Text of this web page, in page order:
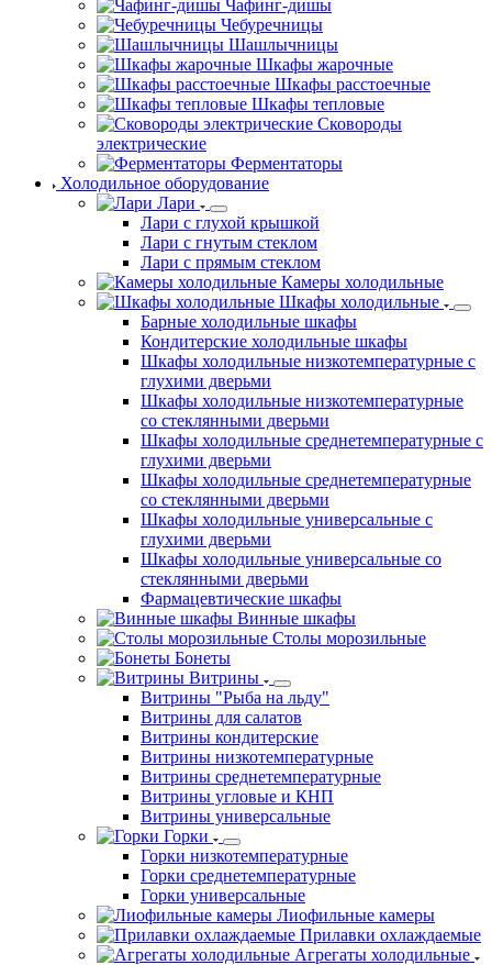
Чафинг-дишы
Чебуречницы
Шашлычницы
Шкафы жарочные
Шкафы расстоечные
Шкафы тепловые
Сковороды
электрические
Ферментаторы
Холодильное оборудование
Лари
Лари с глухой крышкой
Лари с гнутым стеклом
Лари с прямым стеклом
Камеры холодильные
Шкафы холодильные
Барные холодильные шкафы
Кондитерские холодильные шкафы
Шкафы холодильные низкотемпературные с
глухими дверьми
Шкафы холодильные низкотемпературные
со стеклянными дверьми
Шкафы холодильные среднетемпературные с
глухими дверьми
Шкафы холодильные среднетемпературные
со стеклянными дверьми
Шкафы холодильные универсальные с
глухими дверьми
Шкафы холодильные универсальные со
стеклянными дверьми
Фармацевтические шкафы
Винные шкафы
Столы морозильные
Бонеты
Витрины
Витрины "Рыба на льду"
Витрины для салатов
Витрины кондитерские
Витрины низкотемпературные
Витрины среднетемпературные
Витрины угловые и КНП
Витрины универсальные
Горки
Горки низкотемпературные
Горки среднетемпературные
Горки универсальные
Лиофильные камеры
Прилавки охлаждаемые
Агрегаты холодильные